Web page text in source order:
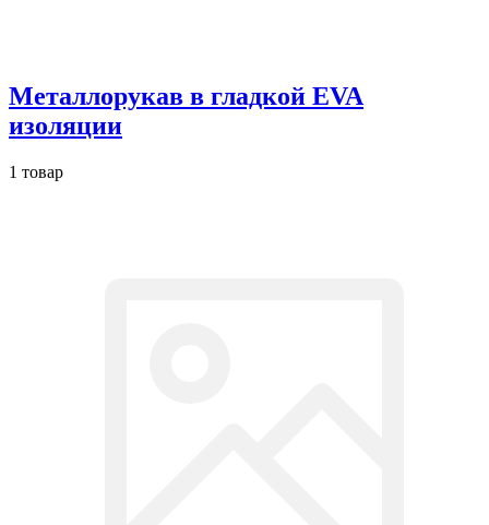
Металлорукав в гладкой EVA
изоляции
1 товар